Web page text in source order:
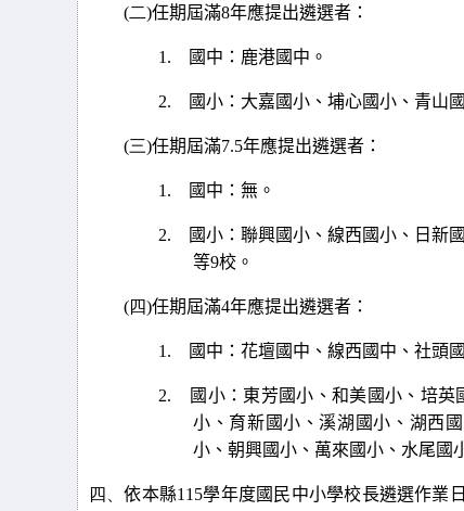
(二)任期屆滿8年應提出遴選者：
1. 國中：鹿港國中。
2. 國小：大嘉國小、埔心國小、青山
(三)任期屆滿7.5年應提出遴選者：
1. 國中：無。
2.
國小：聯興國小、線西國小、日新
等9校。
(四)任期屆滿4年應提出遴選者：
1. 國中：花壇國中、線西國中、社頭
2.
國小：東芳國小、和美國小、培
小、育新國小、溪湖國小、湖西
小、朝興國小、萬來國小、水尾國
四、依本縣115學年度國民中小學校長遴選作業